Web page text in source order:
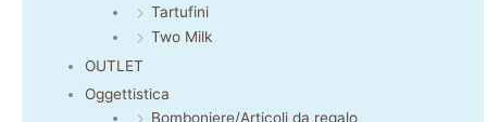
Tartufini
Two Milk
OUTLET
Oggettistica
Bomboniere/Articoli da regalo